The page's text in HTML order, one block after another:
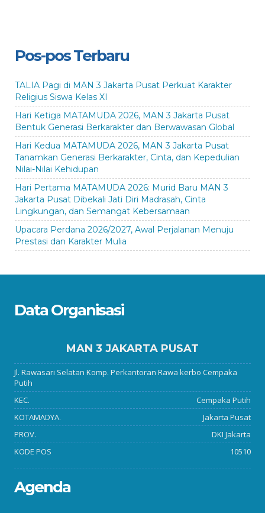
Pos-pos Terbaru
TALIA Pagi di MAN 3 Jakarta Pusat Perkuat Karakter
Religius Siswa Kelas XI
Hari Ketiga MATAMUDA 2026, MAN 3 Jakarta Pusat
Bentuk Generasi Berkarakter dan Berwawasan Global
Hari Kedua MATAMUDA 2026, MAN 3 Jakarta Pusat
Tanamkan Generasi Berkarakter, Cinta, dan Kepedulian
Nilai-Nilai Kehidupan
Hari Pertama MATAMUDA 2026: Murid Baru MAN 3
Jakarta Pusat Dibekali Jati Diri Madrasah, Cinta
Lingkungan, dan Semangat Kebersamaan
Upacara Perdana 2026/2027, Awal Perjalanan Menuju
Prestasi dan Karakter Mulia
Data Organisasi
MAN 3 JAKARTA PUSAT
Jl. Rawasari Selatan Komp. Perkantoran Rawa kerbo Cempaka
Putih
KEC.
Cempaka Putih
KOTAMADYA.
Jakarta Pusat
PROV.
DKI Jakarta
KODE POS
10510
Agenda